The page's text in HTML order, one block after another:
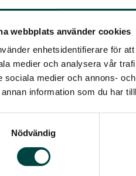
webbplats använder cookies
enhetsidentifierare för
medier och analysera vår
sociala medier och annons-
annan information som du har
Nödvändig